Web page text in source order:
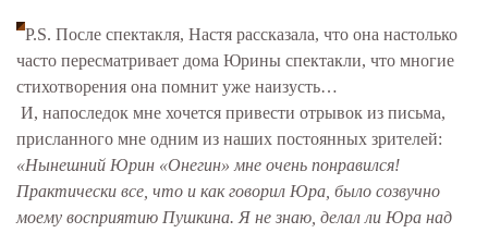
P.S. После спектакля, Настя рассказала, что она настолько
часто пересматривает дома Юрины спектакли, что многие
стихотворения она помнит уже наизусть…
И, напоследок мне хочется привести отрывок из письма,
присланного мне одним из наших постоянных зрителей:
«Нынешний Юрин «Онегин» мне очень понравился!
Практически все, что и как говорил Юра, было созвучно
моему восприятию Пушкина. Я не знаю, делал ли Юра над